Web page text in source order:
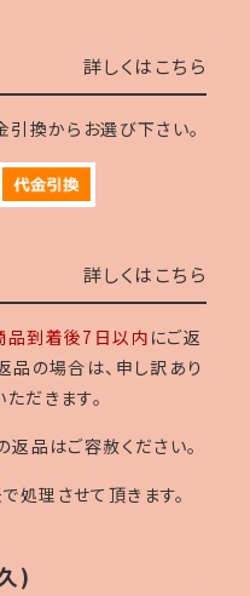
詳しくはこちら
引換からお選び下さい。
詳しくはこちら
品到着後7日以内 にご返
品の場合は、申し訳あり
だきます。
返品はご容赦ください。
理させて頂きます。
)